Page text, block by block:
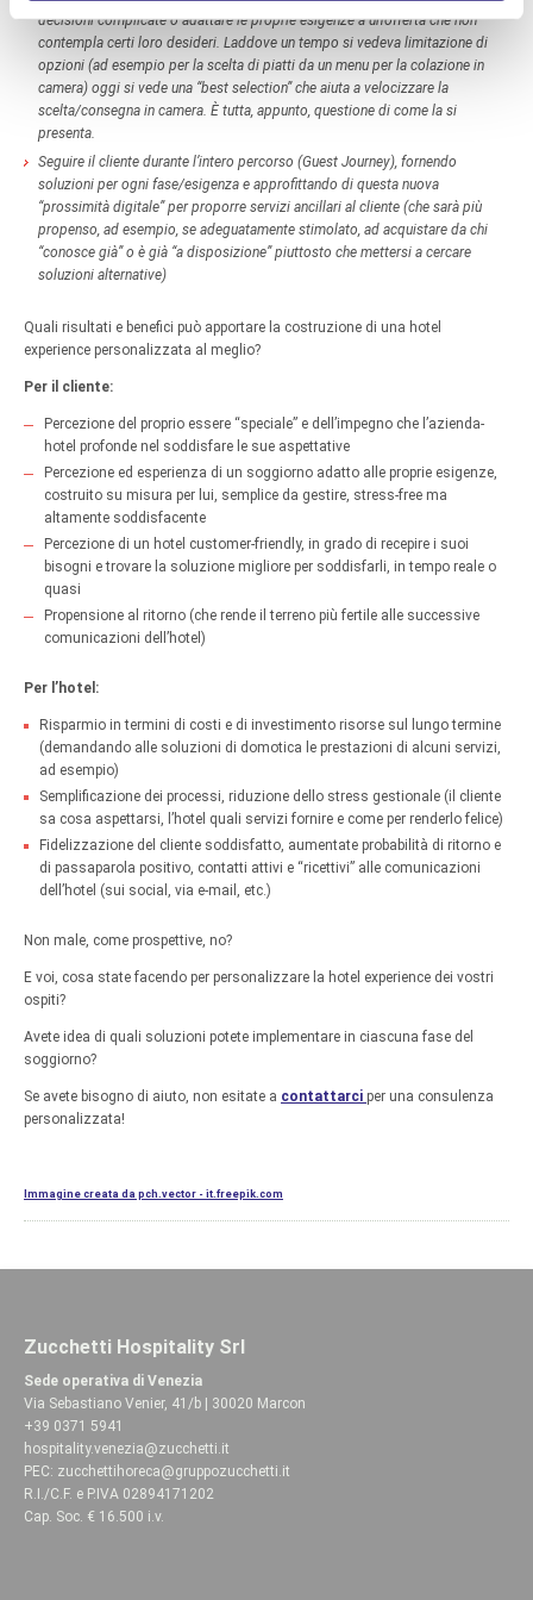
decisioni complicate o adattare le proprie esigenze a un’offerta che non
contempla certi loro desideri. Laddove un tempo si vedeva limitazione di
opzioni (ad esempio per la scelta di piatti da un menu per la colazione in
camera) oggi si vede una “best selection” che aiuta a velocizzare la
scelta/consegna in camera. È tutta, appunto, questione di come la si
presenta.
Seguire il cliente durante l’intero percorso (Guest Journey), fornendo
soluzioni per ogni fase/esigenza e approfittando di questa nuova
“prossimità digitale” per proporre servizi ancillari al cliente (che sarà più
propenso, ad esempio, se adeguatamente stimolato, ad acquistare da chi
“conosce già” o è già “a disposizione” piuttosto che mettersi a cercare
soluzioni alternative)
Quali risultati e benefici può apportare la costruzione di una hotel
experience personalizzata al meglio?
Per il cliente:
Percezione del proprio essere “speciale” e dell’impegno che l’azienda-
hotel profonde nel soddisfare le sue aspettative
Percezione ed esperienza di un soggiorno adatto alle proprie esigenze,
costruito su misura per lui, semplice da gestire, stress-free ma
altamente soddisfacente
Percezione di un hotel customer-friendly, in grado di recepire i suoi
bisogni e trovare la soluzione migliore per soddisfarli, in tempo reale o
quasi
Propensione al ritorno (che rende il terreno più fertile alle successive
comunicazioni dell’hotel)
Per l’hotel:
Risparmio in termini di costi e di investimento risorse sul lungo termine
(demandando alle soluzioni di domotica le prestazioni di alcuni servizi,
ad esempio)
Semplificazione dei processi, riduzione dello stress gestionale (il cliente
sa cosa aspettarsi, l’hotel quali servizi fornire e come per renderlo felice)
Fidelizzazione del cliente soddisfatto, aumentate probabilità di ritorno e
di passaparola positivo, contatti attivi e “ricettivi” alle comunicazioni
dell’hotel (sui social, via e-mail, etc.)
Non male, come prospettive, no?
E voi, cosa state facendo per personalizzare la hotel experience dei vostri
ospiti?
Avete idea di quali soluzioni potete implementare in ciascuna fase del
soggiorno?
Se avete bisogno di aiuto, non esitate a contattarci per una consulenza
personalizzata!
Immagine creata da pch.vector - it.freepik.com
Zucchetti Hospitality Srl
Sede operativa di Venezia
Via Sebastiano Venier, 41/b | 30020 Marcon
+39 0371 5941
hospitality.venezia@zucchetti.it
PEC: zucchettihoreca@gruppozucchetti.it
R.I./C.F. e P.IVA 02894171202
Cap. Soc. € 16.500 i.v.